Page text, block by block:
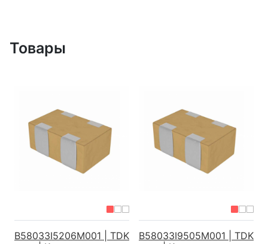
Товары
B58033I5206M001 | TDK
B58033I9505M001 | TDK